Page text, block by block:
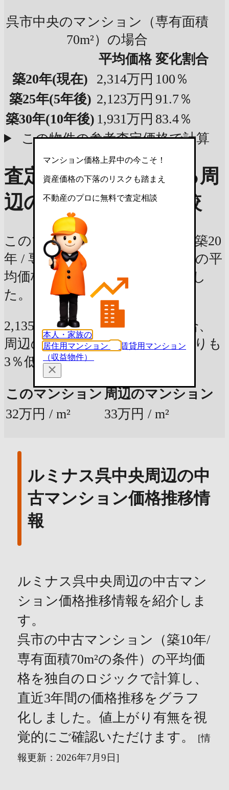
呉市中央のマンション（専有面積
70m²）の場合
平均価格 変化割合
築20年(現在) 2,314万円 100％
築25年(5年後) 2,123万円 91.7％
築30年(10年後) 1,931万円 83.4％
この物件の参考査定価格で計算
査定価格の目安を知る周
辺のマンションと比較
このマンションと、呉市中央の築20
年 / 専有面積70m² のマンションの平
均価格を、平米単価で比較しまし
た。
2,135万円 (67.65m²)の部屋の場合、
周辺のマンションの平均価格よりも
3％低いです。
このマンション 周辺のマンション
32万円 / m²
33万円 / m²
ルミナス呉中央周辺の中
古マンション価格推移情
報
ルミナス呉中央周辺の中古マン
ション価格推移情報を紹介しま
す。
呉市の中古マンション（築10年/
専有面積70m²の条件）の平均価
格を独自のロジックで計算し、
直近3年間の価格推移をグラフ
化しました。値上がり有無を視
覚的にご確認いただけます。
[情
報更新：2026年7月9日]
マンション価格上昇中の今こそ！
資産価格の下落のリスクも踏まえ
不動産のプロに無料で査定相談
本人・家族の
居住用マンション
賃貸用マンション
（収益物件）